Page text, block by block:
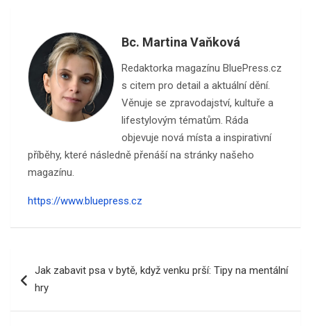
Bc. Martina Vaňková
Redaktorka magazínu BluePress.cz
s citem pro detail a aktuální dění.
Věnuje se zpravodajství, kultuře a
lifestylovým tématům. Ráda
objevuje nová místa a inspirativní
příběhy, které následně přenáší na stránky našeho
magazínu.
https://www.bluepress.cz
proJak zabavit psa v bytě, když venku prší: Tipy na mentální
hry